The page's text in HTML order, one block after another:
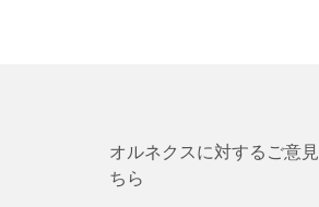
オルネクスに対するご意
ちら